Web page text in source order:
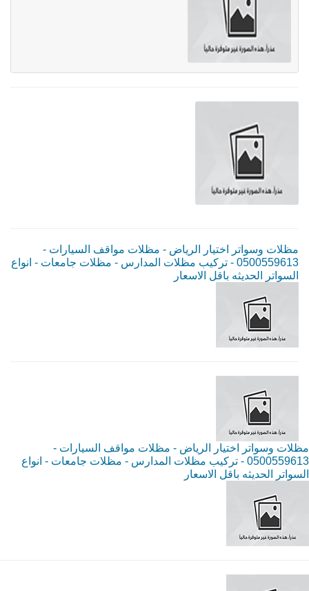
مظلات وسواتر اختيار الرياض - مظلات مواقف السيارات -
0500559613 - تركيب مظلات المدارس - مظلات جامعات - انواع
السواتر الحديثه باقل الاسعار
مظلات وسواتر اختيار الرياض - مظلات مواقف السيارات -
0500559613 - تركيب مظلات المدارس - مظلات جامعات - انواع
السواتر الحديثه باقل الاسعار